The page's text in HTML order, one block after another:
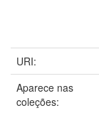
URI:
Aparece nas
coleções: